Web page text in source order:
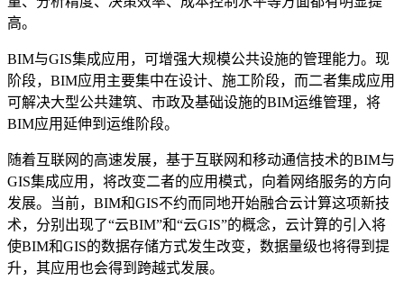
高。
BIM与GIS集成应用，可增强大规模公共设施的管理能力。现
阶段， BIM应用主要集中在设计、施工阶段，而二者集成应用
可解决大型公共建筑、市政及基础设施的BIM运维管理，将
BIM应用延伸到运维阶段。
随着互联网的高速发展，基于互联网和移动通信技术的BIM与
GIS集成应用，将改变二者的应用模式，向着网络服务的方向
发展。当前， BIM和GIS不约而同地开始融合云计算这项新技
术，分别出现了“云BIM”和“云GIS”的概念，云计算的引入将
使BIM和GIS的数据存储方式发生改变，数据量级也将得到提
升，其应用也会得到跨越式发展。